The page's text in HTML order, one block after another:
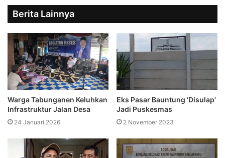
Berita Lainnya
Warga Tabunganen Keluhkan
Infrastruktur Jalan Desa
24 Januari 2026
Eks Pasar Bauntung ‘Disulap’
Jadi Puskesmas
2 November 2023